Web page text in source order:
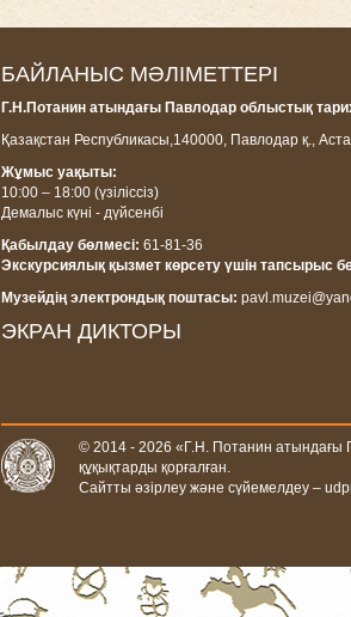
БАЙЛАНЫС МӘЛІМЕТТЕРІ
Г.Н.Потанин атындағы Павлодар облыстық
Қазақстан Республикасы,140000, Павлодар қ.,
Жұмыс уақыты:
10:00 – 18:00 (үзіліссіз)
Демалыс күні - дүйсенбі
Қабылдау бөлмесі: 61-81-36
Экскурсиялық қызмет көрсету үшін тапсырыс
Музейдің электрондық поштасы:
ЭКРАН ДИКТОРЫ
© 2014 - 2026 «Г.Н. Потанин атындағы
құқықтарды қорғалған.
Сайтты әзірлеу және сүйемелдеу –